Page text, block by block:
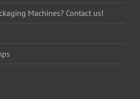
Machines? Contact us!